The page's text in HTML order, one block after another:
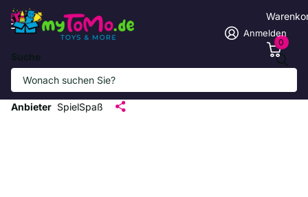
Suche
Anmelden
0
Manuelle Bingo Maschine mit 24
Spielkarten
Anbieter SpielSpaß